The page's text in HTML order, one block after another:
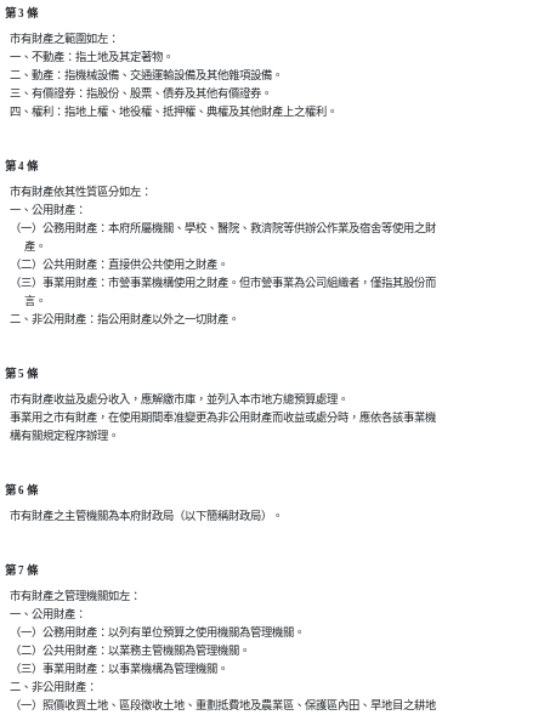
第 3 條
  市有財產之範圍如左：
  一、不動產：指土地及其定著物。
  二、動產：指機械設備、交通運輸設備及其他雜項設備。
  三、有價證券：指股份、股票、債券及其他有價證券。
第 4 條
  市有財產依其性質區分如左：
  一、公用財產：
  （一）公務用財產：本府所屬機關、學校、醫院、救濟院等供辦公作業及宿舍等使用之財
        產。
  （二）公共用財產：直接供公共使用之財產。
  （三）事業用財產：市營事業機構使用之財產。但市營事業為公司組織者，僅指其股份而
        言。
第 5 條
  市有財產收益及處分收入，應解繳市庫，並列入本市地方總預算處理。
  事業用之市有財產，在使用期間奉准變更為非公用財產而收益或處分時，應依各該事業機
第 6 條
第 7 條
  市有財產之管理機關如左：
  一、公用財產：
  （一）公務用財產：以列有單位預算之使用機關為管理機關。
  （二）公共用財產：以業務主管機關為管理機關。
  （三）事業用財產：以事業機構為管理機關。
  二、非公用財產：
  （一）照價收買土地、區段徵收土地、重劃抵費地及農業區、保護區內田、旱地目之耕地